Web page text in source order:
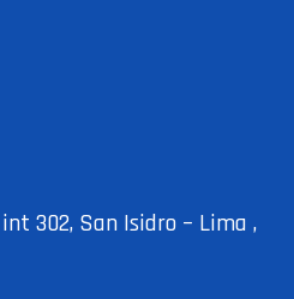
302, San Isidro – Lima ,